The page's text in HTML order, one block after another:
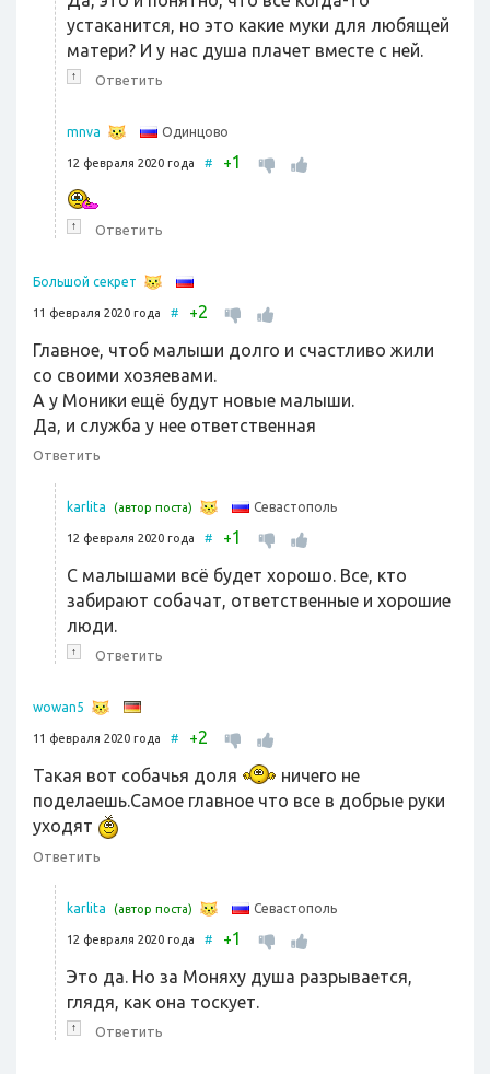
устаканится, но это какие муки для любящей
матери? И у нас душа плачет вместе с ней.
↑ Ответить
mnva Одинцово
12 февраля 2020 года # +1
↑ Ответить
Большой секрет
11 февраля 2020 года # +2
Главное, чтоб малыши долго и счастливо жили
со своими хозяевами.
А у Моники ещё будут новые малыши.
Да, и служба у нее ответственная
Ответить
karlita (автор поста) Севастополь
12 февраля 2020 года # +1
С малышами всё будет хорошо. Все, кто
забирают собачат, ответственные и хорошие
люди.
↑ Ответить
wowan5
11 февраля 2020 года # +2
Такая вот собачья доля
ничего не
поделаешь.Самое главное что все в добрые руки
уходят
Ответить
karlita (автор поста) Севастополь
12 февраля 2020 года # +1
Это да. Но за Моняху душа разрывается,
глядя, как она тоскует.
↑ Ответить